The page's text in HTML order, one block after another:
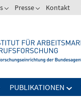
Presse Kontakt
PUBLIKATIONEN